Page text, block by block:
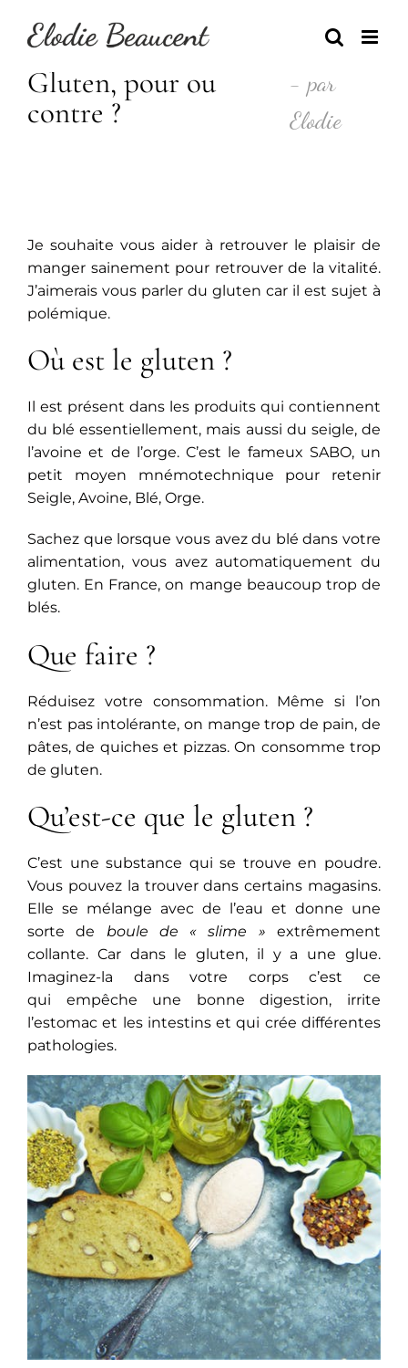
Gluten, pour ou
contre ?
- par
Elodie
Je souhaite vous aider à retrouver le plaisir de
manger sainement pour retrouver de la vitalité.
J’aimerais vous parler du gluten car il est sujet à
polémique.
Où est le gluten ?
Il est présent dans les produits qui contiennent
du blé essentiellement, mais aussi du seigle, de
l’avoine et de l’orge. C’est le fameux SABO, un
petit moyen mnémotechnique pour retenir
Seigle, Avoine, Blé, Orge.
Sachez que lorsque vous avez du blé dans votre
alimentation, vous avez automatiquement du
gluten. En France, on mange beaucoup trop de
blés.
Que faire ?
Réduisez votre consommation. Même si l’on
n’est pas intolérante, on mange trop de pain, de
pâtes, de quiches et pizzas. On consomme trop
de gluten.
Qu’est-ce que le gluten ?
C’est une substance qui se trouve en poudre.
Vous pouvez la trouver dans certains magasins.
Elle se mélange avec de l’eau et donne une
sorte de boule de « slime » extrêmement
collante. Car dans le gluten, il y a une glue.
Imaginez-la dans votre corps c’est ce
qui empêche une bonne digestion, irrite
l’estomac et les intestins et qui crée différentes
pathologies.